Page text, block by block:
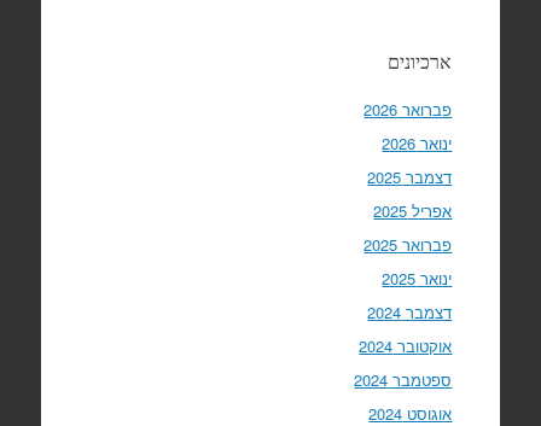
ארכיונים
פברואר 2026
ינואר 2026
דצמבר 2025
אפריל 2025
פברואר 2025
ינואר 2025
דצמבר 2024
אוקטובר 2024
ספטמבר 2024
אוגוסט 2024